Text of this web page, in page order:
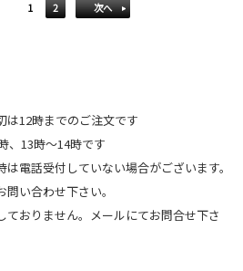
1 2 次へ
12時までのご注文です
、13時～14時です
電話受付していない場合がございます。
い合わせ下さい。
おりません。メールにてお問合せ下さ